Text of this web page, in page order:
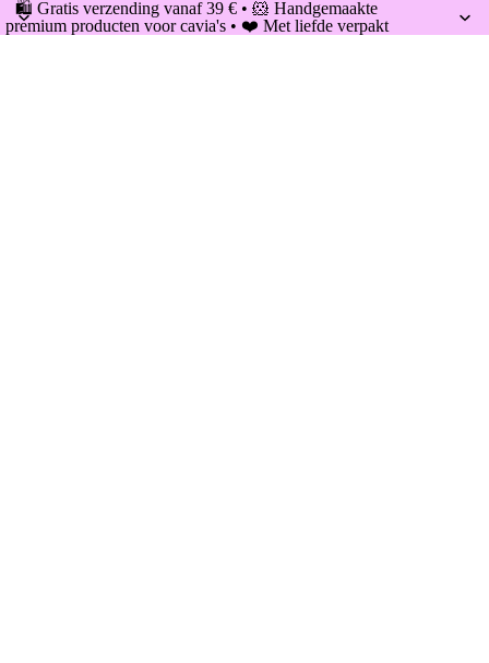
🛍️ Gratis verzending vanaf 39 € • 🐹 Handgemaakte
premium producten voor cavia's • ❤️ Met liefde verpakt